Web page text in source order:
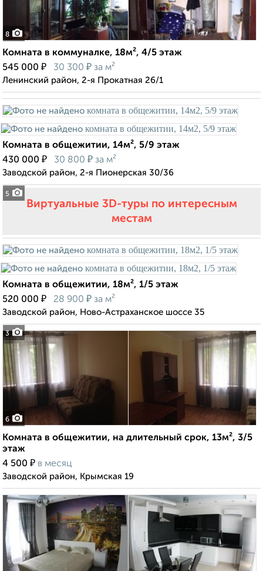
8
Комната в коммуналке, 18м², 4/5 этаж
545 000 ₽ 30 300 ₽ за м²
Ленинский район, 2-я Прокатная 26/1
5
Комната в общежитии, 14м², 5/9 этаж
430 000 ₽ 30 800 ₽ за м²
Заводской район, 2-я Пионерская 30/36
Виртуальные 3D-туры по интересным
местам
3
Комната в общежитии, 18м², 1/5 этаж
520 000 ₽ 28 900 ₽ за м²
Заводской район, Ново-Астраханское шоссе 35
6
Комната в общежитии, на длительный срок, 13м², 3/5
этаж
4 500 ₽ в месяц
Заводской район, Крымская 19